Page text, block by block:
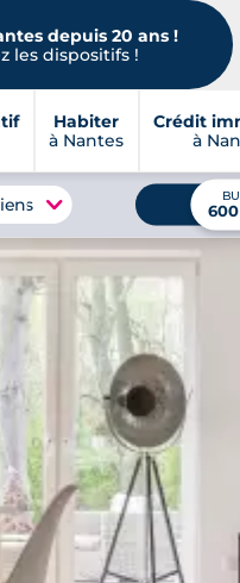
depuis 20 ans !
les dispositifs !
Habiter
à Nantes
Crédit
à